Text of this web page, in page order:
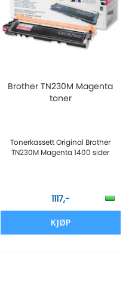
Brother TN230M Magenta
toner
Tonerkassett Original Brother
TN230M Magenta 1400 sider
1117,-
KJØP